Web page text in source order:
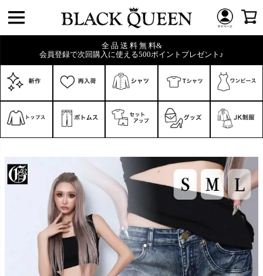
全 品 送 料 無 料&
会員登録で次回購入に使える500ポイントプレゼント♪